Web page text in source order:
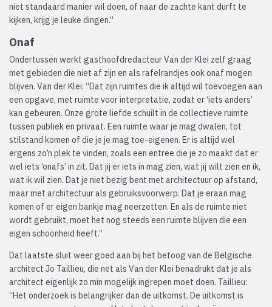
niet standaard manier wil doen, of naar de zachte kant durft te
kijken, krijg je leuke dingen.”
Onaf
Ondertussen werkt gasthoofdredacteur Van der Klei zelf graag
met gebieden die niet af zijn en als rafelrandjes ook onaf mogen
blijven. Van der Klei: “Dat zijn ruimtes die ik altijd wil toevoegen aan
een opgave, met ruimte voor interpretatie, zodat er ‘iets anders’
kan gebeuren. Onze grote liefde schuilt in de collectieve ruimte
tussen publiek en privaat. Een ruimte waar je mag dwalen, tot
stilstand komen of die je je mag toe-eigenen. Er is altijd wel
ergens zo’n plek te vinden, zoals een entree die je zo maakt dat er
wel iets ‘onafs’ in zit. Dat jij er iets in mag zien, wat jij wilt zien en ik,
wat ik wil zien. Dat je niet bezig bent met architectuur op afstand,
maar met architectuur als gebruiksvoorwerp. Dat je eraan mag
komen of er eigen bankje mag neerzetten. En als de ruimte niet
wordt gebruikt, moet het nog steeds een ruimte blijven die een
eigen schoonheid heeft.”
Dat laatste sluit weer goed aan bij het betoog van de Belgische
architect Jo Taillieu, die net als Van der Klei benadrukt dat je als
architect eigenlijk zo min mogelijk ingrepen moet doen. Taillieu:
“Het onderzoek is belangrijker dan de uitkomst. De uitkomst is